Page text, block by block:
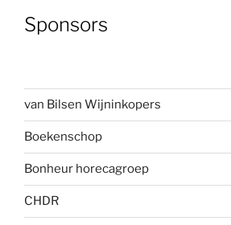
Sponsors
van Bilsen Wijninkopers
Boekenschop
Bonheur horecagroep
CHDR